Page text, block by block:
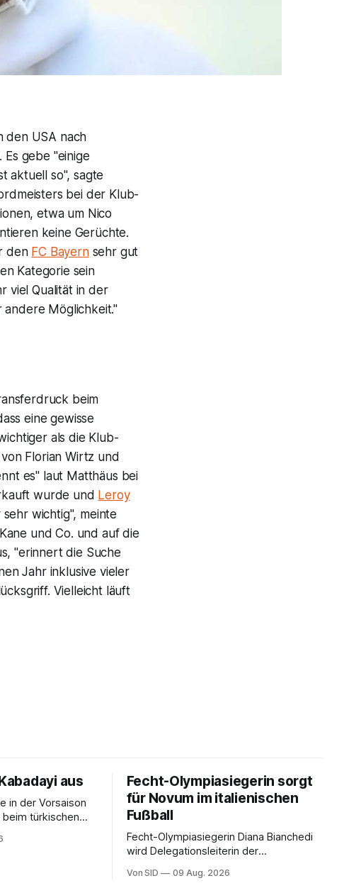
den USA nach
gebe "einige
aktuell so", sagte
bei der Klub-
etwa um Nico
keine Gerüchte.
den FC Bayernsehr gut
Kategorie sein
viel Qualität in der
andere Möglichkeit."
beim
eine gewisse
als die Klub-
Florian Wirtz und
es" laut Matthäus bei
wurde und Leroy
wichtig", meinte
und Co. und auf die
"erinnert die Suche
Jahr inklusive vieler
Vielleicht läuft
aus
in der Vorsaison
türkischen
Fecht-Olympiasiegerin sorgt
für Novum im italienischen
Fußball
Fecht-Olympiasiegerin Diana Bianchedi
wird Delegationsleiterin der
Von SID 09 Aug. 2026